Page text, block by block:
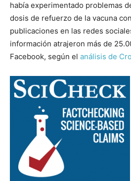
había experimentado problemas
dosis de refuerzo de la vacuna
publicaciones en las redes
información atrajeron más de
Facebook, según el análisis de